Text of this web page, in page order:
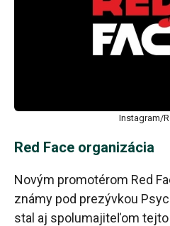
Instagram/
Red Face organizácia
Novým promotérom Red
známy pod prezývkou
stal aj spolumajiteľom